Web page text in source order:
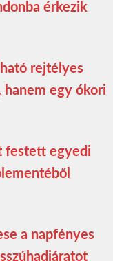
érkezik
rejtélyes
hanem egy ókori
festett egyedi
a napfényes